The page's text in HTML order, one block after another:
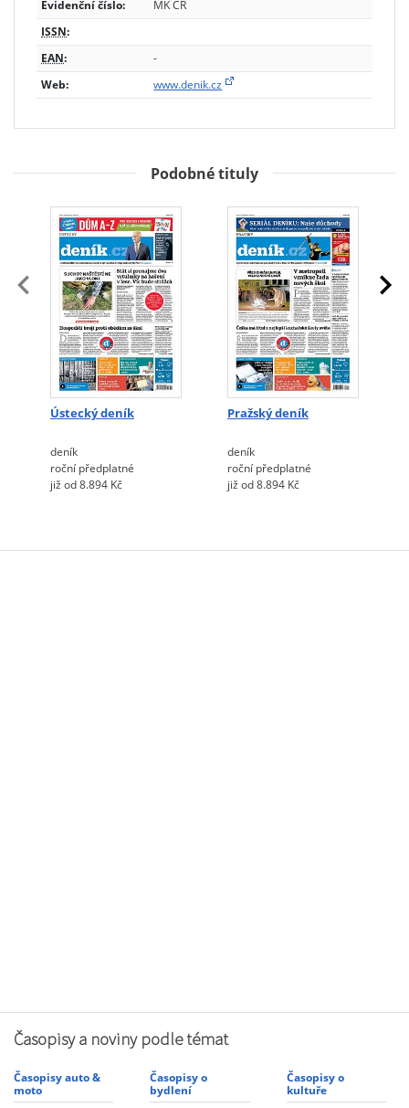
Evidenční číslo:
MK ČR
ISSN:
EAN:
-
Web:
www.denik.cz
Podobné tituly
Ústecký deník
deník
roční předplatné
již od 8.894 Kč
Pražský deník
deník
roční předplatné
již od 8.894 Kč
Časopisy a noviny podle témat
Časopisy auto &
moto
Časopisy o
bydlení
Časopisy o
kultuře